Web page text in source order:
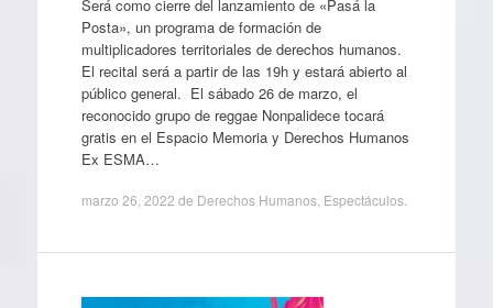
Será como cierre del lanzamiento de «Pasá la
Posta», un programa de formación de
multiplicadores territoriales de derechos humanos.
El recital será a partir de las 19h y estará abierto al
público general. El sábado 26 de marzo, el
reconocido grupo de reggae Nonpalidece tocará
gratis en el Espacio Memoria y Derechos Humanos
Ex ESMA…
marzo 26, 2022 de Derechos Humanos, Espectáculos.